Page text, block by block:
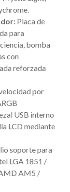
Placa de
para
bomba
con
reforzada
por
USB interno
LCD mediante
soporte para
LGA 1851 /
AM5 /